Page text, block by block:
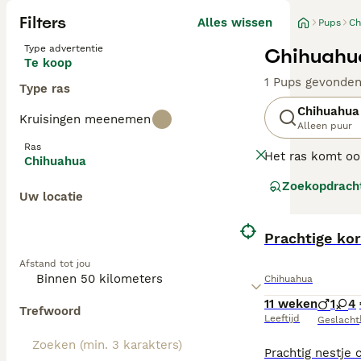
Filters Alles wissen
Type advertentie
Te koop
Type ras
Kruisingen meenemen
Ras
Chihuahua
Uw locatie
Afstand tot jou
Trefwoord
Pups
1 Pups gevonden
Chihuahua
Alleen puur
Het ras komt
hondjes
Lees onze
Prachtige
Chihuahua
11 weken
Leeftijd
1 4
Geslacht